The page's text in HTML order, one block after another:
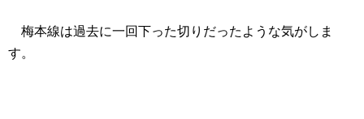
梅本線は過去に一回下った切りだったような気がしま
す。